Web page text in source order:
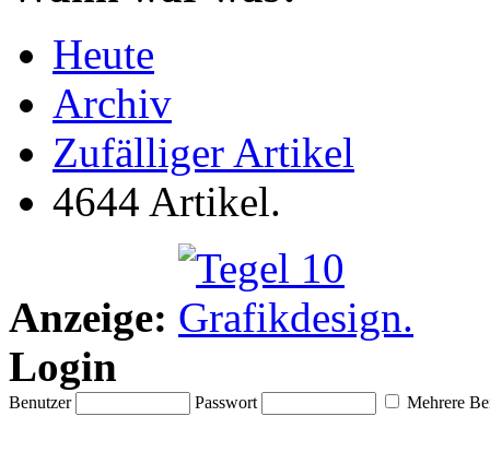
Heute
Archiv
Zufälliger Artikel
4644 Artikel.
Anzeige:
Login
Benutzer Passwort Mehrere